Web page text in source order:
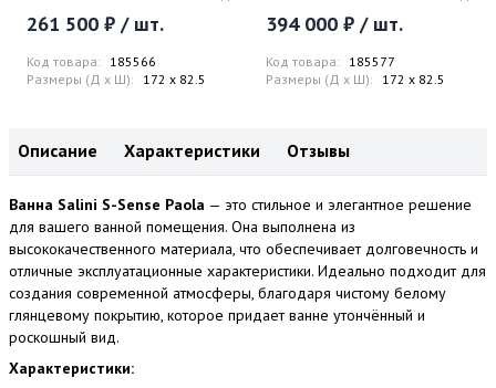
сифон, слив-перелив
261 500 ₽ / шт.
Код товара: 185566
Размеры (Д x Ш): 172 x 82.5
сифон, слив-перелив
394 000 ₽ / шт.
Код товара: 185577
Размеры (Д x Ш): 172 x 82.5
Описание Характеристики Отзывы
Ванна Salini S-Sense Paola — это стильное и элегантное решение
для вашего ванной помещения. Она выполнена из
высококачественного материала, что обеспечивает долговечность и
отличные эксплуатационные характеристики. Идеально подходит для
создания современной атмосферы, благодаря чистому белому
глянцевому покрытию, которое придает ванне утончённый и
роскошный вид.
Характеристики: